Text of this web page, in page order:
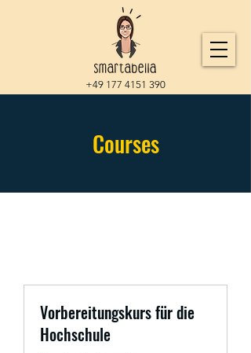
+49 177 4151 390
Courses
Vorbereitungskurs für die
Hochschule